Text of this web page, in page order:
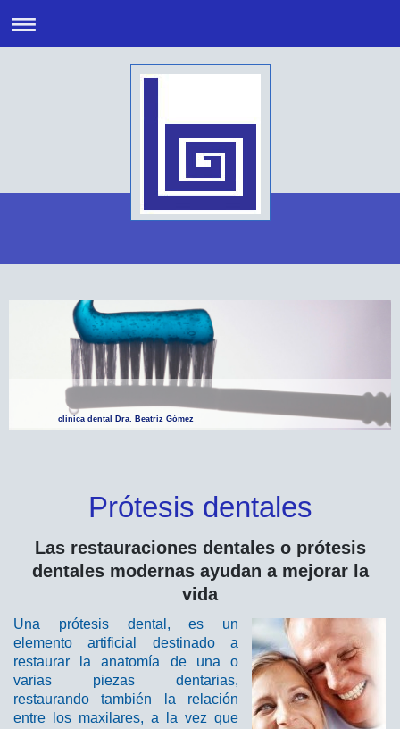
clínica dental Dra. Beatriz Gómez
Prótesis dentales
Las restauraciones dentales o prótesis
dentales modernas ayudan a mejorar la
vida
Una prótesis dental, es un
elemento artificial destinado a
restaurar la anatomía de una o
varias piezas dentarias,
restaurando también la relación
entre los maxilares, a la vez que